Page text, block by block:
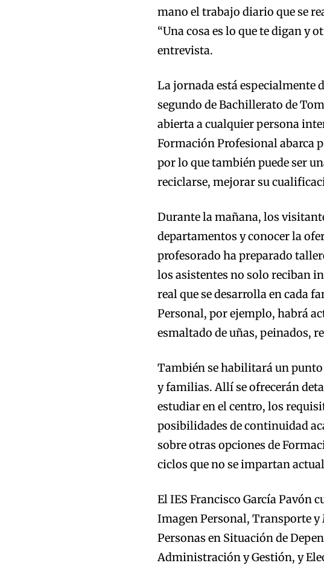
mano el trabajo diario que se
“Una cosa es lo que te digan y
entrevista.
La jornada está especialmente
segundo de Bachillerato de
abierta a cualquier persona
Formación Profesional abarca
por lo que también puede ser
reciclarse, mejorar su
Durante la mañana, los
departamentos y conocer la
profesorado ha preparado
los asistentes no solo reciban
real que se desarrolla en cada
Personal, por ejemplo, habrá
esmaltado de uñas, peinados,
También se habilitará un
y familias. Allí se ofrecerán
estudiar en el centro, los
posibilidades de continuidad
sobre otras opciones de
ciclos que no se impartan
El IES Francisco García Pavón
Imagen Personal, Transporte
Personas en Situación de
Administración y Gestión, y